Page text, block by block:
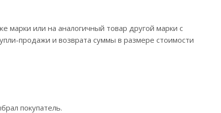
марки или на аналогичный товар другой марки с
продажи и возврата суммы в размере стоимости
покупатель.